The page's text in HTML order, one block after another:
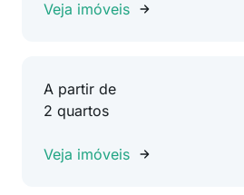
Veja imóveis
A partir de
2 quartos
Veja imóveis